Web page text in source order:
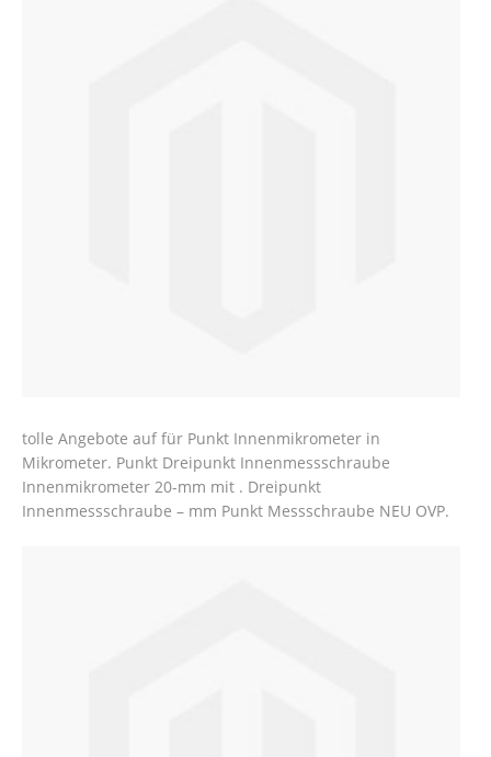
tolle Angebote auf für Punkt Innenmikrometer in
Mikrometer. Punkt Dreipunkt Innenmessschraube
Innenmikrometer 20-mm mit . Dreipunkt
Innenmessschraube – mm Punkt Messschraube NEU OVP.